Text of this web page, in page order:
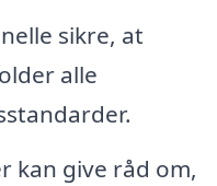
sikre, at
alle
kan give råd om,